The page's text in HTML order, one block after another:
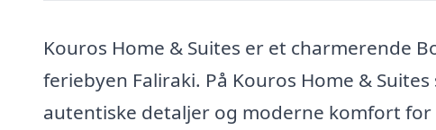
Kouros Home & Suites er et charmerende
feriebyen Faliraki. På Kouros Home &
autentiske detaljer og moderne komfort